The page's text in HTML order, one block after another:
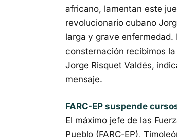
africano, lamentan este
revolucionario cubano
larga y grave
consternación recibimos
Jorge Risquet Valdés,
mensaje.
FARC-EP suspende
El máximo jefe de las
Pueblo (FARC-EP),